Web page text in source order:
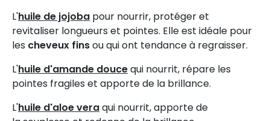
L'huile de jojoba pour nourrir, protéger et
revitaliser longueurs et pointes. Elle est idéale pour
les cheveux finsou qui ont tendance à regraisser.
L'huile d'amande doucequi nourrit, répare les
pointes fragiles et apporte de la brillance.
L'huile d'aloe veraqui nourrit, apporte de